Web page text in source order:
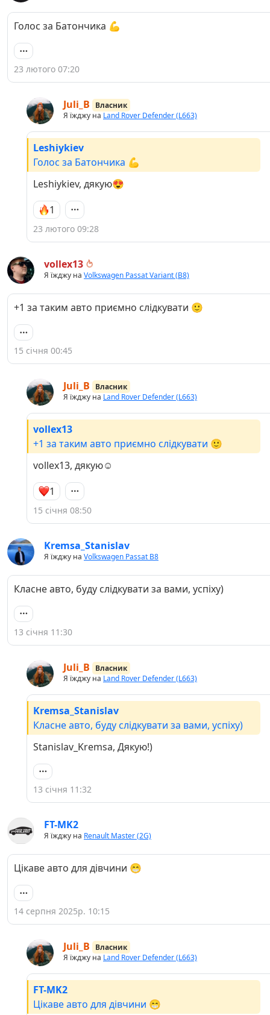
Голос за Батончика 💪
23 лютого 07:20
Juli_B
Власник
Я їжджу на Land Rover Defender (L663)
Leshiykiev
Голос за Батончика 💪
Leshiykiev, дякую😍
1
23 лютого 09:28
vollex13
Я їжджу на Volkswagen Passat Variant (B8)
+1 за таким авто приємно слідкувати 🙂
15 січня 00:45
Juli_B
Власник
Я їжджу на Land Rover Defender (L663)
vollex13
+1 за таким авто приємно слідкувати 🙂
vollex13, дякую☺️
1
15 січня 08:50
Kremsa_Stanislav
Я їжджу на Volkswagen Passat B8
Класне авто, буду слідкувати за вами, успіху)
13 січня 11:30
Juli_B
Власник
Я їжджу на Land Rover Defender (L663)
Kremsa_Stanislav
Класне авто, буду слідкувати за вами, успіху)
Stanislav_Kremsa, Дякую!)
13 січня 11:32
FT-MK2
Я їжджу на Renault Master (2G)
Цікаве авто для дівчини 😁
14 серпня 2025р. 10:15
Juli_B
Власник
Я їжджу на Land Rover Defender (L663)
FT-MK2
Цікаве авто для дівчини 😁